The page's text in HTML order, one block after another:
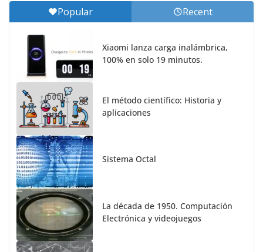
Popular Recent
Xiaomi lanza carga inalámbrica,
100% en solo 19 minutos.
El método científico: Historia y
aplicaciones
Sistema Octal
La década de 1950. Computación
Electrónica y videojuegos